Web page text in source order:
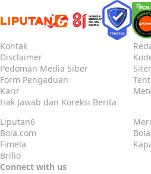
Kontak
Disclaimer
Pedoman Media Siber
Form Pengaduan
Karir
Hak Jawab dan Koreksi Berita
Liputan6
Bola.com
Fimela
Brilio
Connect with us